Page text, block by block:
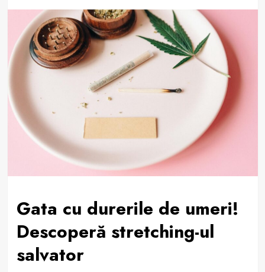
Gata cu durerile de umeri!
Descoperă stretching-ul
salvator